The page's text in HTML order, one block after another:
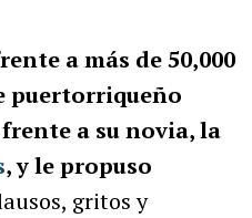
a más de 50,000
puertorriqueño
a su novia, la
, y le propuso
gritos y